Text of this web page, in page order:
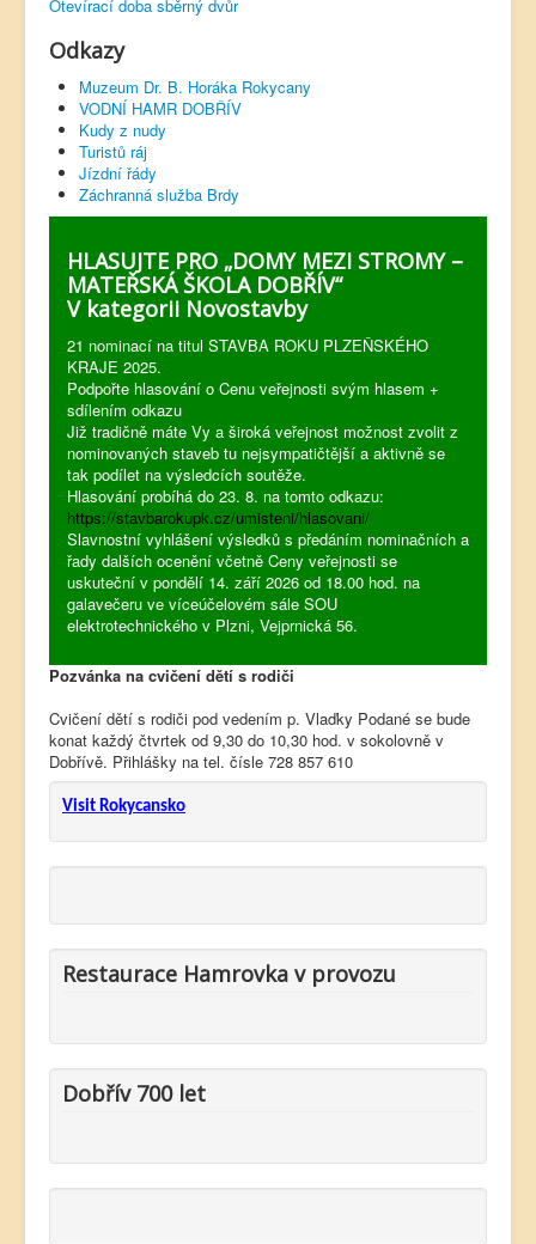
Otevírací doba sběrný dvůr
Odkazy
Muzeum Dr. B. Horáka Rokycany
VODNÍ HAMR DOBŘÍV
Kudy z nudy
Turistů ráj
Jízdní řády
Záchranná služba Brdy
HLASUJTE PRO „DOMY MEZI STROMY –
MATEŘSKÁ ŠKOLA DOBŘÍV“
V kategorii Novostavby
21 nominací na titul STAVBA ROKU PLZEŇSKÉHO
KRAJE 2025.
Podpořte hlasování o Cenu veřejnosti svým hlasem +
sdílením odkazu
Již tradičně máte Vy a široká veřejnost možnost zvolit z
nominovaných staveb tu nejsympatičtější a aktivně se
tak podílet na výsledcích soutěže.
Hlasování probíhá do 23. 8. na tomto odkazu:
https://stavbarokupk.cz/umisteni/hlasovani/
Slavnostní vyhlášení výsledků s předáním nominačních a
řady dalších ocenění včetně Ceny veřejnosti se
uskuteční v pondělí 14. září 2026 od 18.00 hod. na
galavečeru ve víceúčelovém sále SOU
elektrotechnického v Plzni, Vejprnická 56.
Pozvánka na cvičení dětí s rodiči
Cvičení dětí s rodiči pod vedením p. Vlaďky Podané se bude
konat každý čtvrtek od 9,30 do 10,30 hod. v sokolovně v
Dobřívě. Přihlášky na tel. čísle 728 857 610
Visit Rokycansko
Restaurace Hamrovka v provozu
Dobřív 700 let